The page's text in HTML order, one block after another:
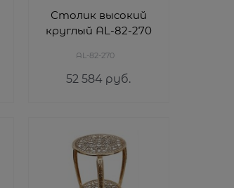
Столик высокий
круглый AL-82-270
AL-82-270
52 584 руб.